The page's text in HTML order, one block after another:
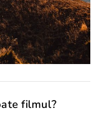
filmul?